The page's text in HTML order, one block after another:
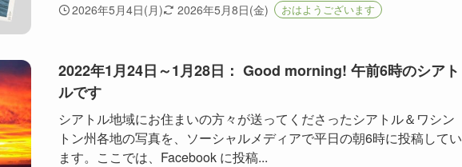
2026年5月4日(月) 2026年5月8日(金) おはようございます
2022年1月24日～1月28日： Good morning! 午前6時のシアト
ルです
シアトル地域にお住まいの方々が送ってくださったシアトル＆ワシン
トン州各地の写真を、ソーシャルメディアで平日の朝6時に投稿してい
ます。ここでは、Facebook に投稿...